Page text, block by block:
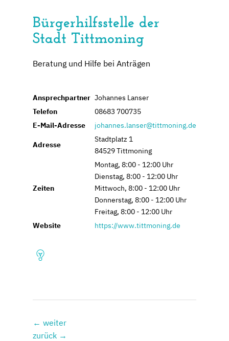
Bürgerhilfsstelle der
Stadt Tittmoning
Beratung und Hilfe bei Anträgen
Ansprechpartner Johannes Lanser
Telefon
08683 700735
E-Mail-Adresse
johannes.lanser@tittmoning.de
Adresse
Stadtplatz 1
84529 Tittmoning
Zeiten
Montag, 8:00 - 12:00 Uhr
Dienstag, 8:00 - 12:00 Uhr
Mittwoch, 8:00 - 12:00 Uhr
Donnerstag, 8:00 - 12:00 Uhr
Freitag, 8:00 - 12:00 Uhr
Website
https://www.tittmoning.de
Beitragsnavigation
← weiter
zurück →